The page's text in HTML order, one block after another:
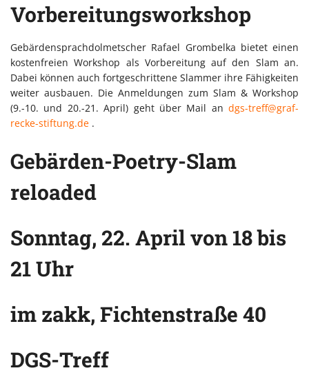
Vorbereitungsworkshop
Gebärdensprachdolmetscher Rafael Grombelka bietet einen
kostenfreien Workshop als Vorbereitung auf den Slam an.
Dabei können auch fortgeschrittene Slammer ihre Fähigkeiten
weiter ausbauen. Die Anmeldungen zum Slam & Workshop
(9.-10. und 20.-21. April) geht über Mail an dgs-treff@graf-
recke-stiftung.de .
Gebärden-Poetry-Slam
reloaded
Sonntag, 22. April von 18 bis
21 Uhr
im zakk, Fichtenstraße 40
DGS-Treff